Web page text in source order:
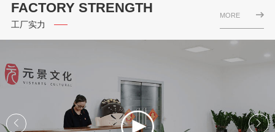
FACTORY STRENGTH
工厂实力
MORE